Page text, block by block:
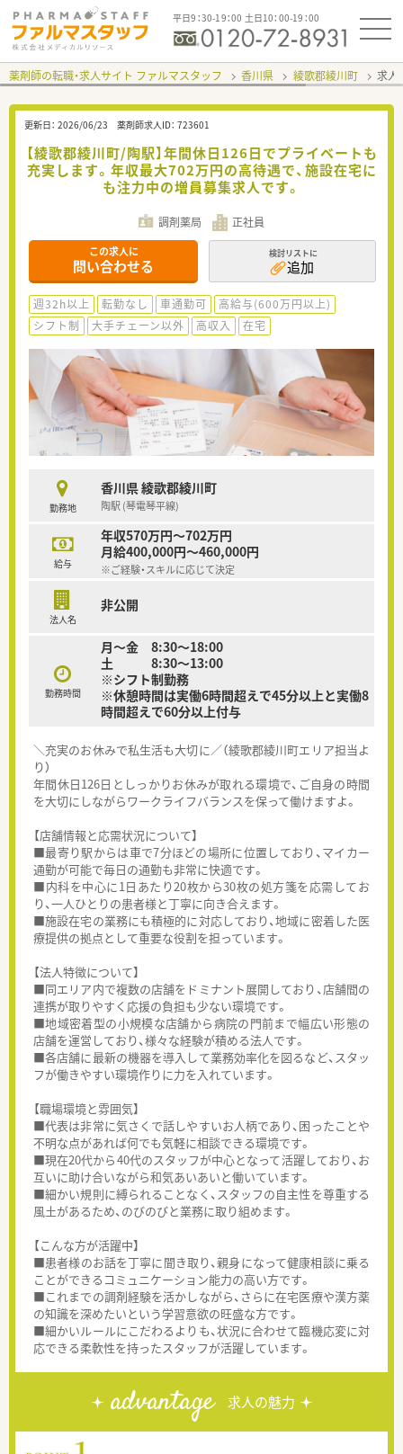
平日9：30-19：00 土日10：00-19：00
薬剤師の転職・求人サイト ファルマスタッフ 香川県 綾歌郡綾川町 求人
更新日： 2026/06/23 薬剤師求人ID： 723601
【綾歌郡綾川町/陶駅】年間休日126日でプライベートも
充実します。年収最大702万円の高待遇で、施設在宅に
も注力中の増員募集求人です。
調剤薬局 正社員
この求人に
問い合わせる
検討リストに
追加
週32h以上 転勤なし 車通勤可
高給与(600万円以上)
シフト制
大手チェーン以外 高収入 在宅
勤務地
香川県 綾歌郡綾川町
陶駅 (琴電琴平線)
給与
年収570万円～702万円
月給400,000円～460,000円
※ご経験・スキルに応じて決定
法人名
非公開
勤務時間
月～金 8:30～18:00
土 8:30～13:00
※シフト制勤務
※休憩時間は実働6時間超えで45分以上と実働8
時間超えで60分以上付与
＼充実のお休みで私生活も大切に／（綾歌郡綾川町エリア担当よ
り）
年間休日126日としっかりお休みが取れる環境で、ご自身の時間
を大切にしながらワークライフバランスを保って働けますよ。
【店舗情報と応需状況について】
■最寄り駅からは車で7分ほどの場所に位置しており、マイカー
通勤が可能で毎日の通勤も非常に快適です。
■内科を中心に1日あたり20枚から30枚の処方箋を応需してお
り、一人ひとりの患者様と丁寧に向き合えます。
■施設在宅の業務にも積極的に対応しており、地域に密着した医
療提供の拠点として重要な役割を担っています。
【法人特徴について】
■同エリア内で複数の店舗をドミナント展開しており、店舗間の
連携が取りやすく応援の負担も少ない環境です。
■地域密着型の小規模な店舗から病院の門前まで幅広い形態の
店舗を運営しており、様々な経験が積める法人です。
■各店舗に最新の機器を導入して業務効率化を図るなど、スタッ
フが働きやすい環境作りに力を入れています。
【職場環境と雰囲気】
■代表は非常に気さくで話しやすいお人柄であり、困ったことや
不明な点があれば何でも気軽に相談できる環境です。
■現在20代から40代のスタッフが中心となって活躍しており、お
互いに助け合いながら和気あいあいと働いています。
■細かい規則に縛られることなく、スタッフの自主性を尊重する
風土があるため、のびのびと業務に取り組めます。
【こんな方が活躍中】
■患者様のお話を丁寧に聞き取り、親身になって健康相談に乗る
ことができるコミュニケーション能力の高い方です。
■これまでの調剤経験を活かしながら、さらに在宅医療や漢方薬
の知識を深めたいという学習意欲の旺盛な方です。
■細かいルールにこだわるよりも、状況に合わせて臨機応変に対
応できる柔軟性を持ったスタッフが活躍しています。
advantage 求人の魅力